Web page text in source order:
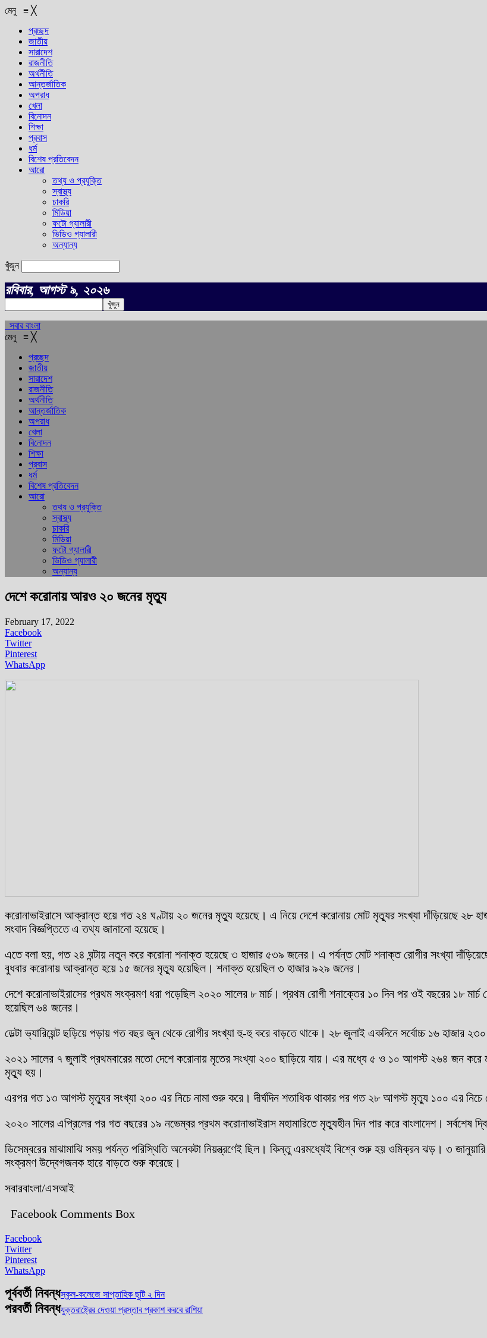
মেনু ≡ ╳
প্রচ্ছদ
জাতীয়
সারাদেশ
রাজনীতি
অর্থনীতি
আন্তর্জাতিক
অপরাধ
খেলা
বিনোদন
শিক্ষা
প্রবাস
ধর্ম
বিশেষ প্রতিবেদন
আরো
তথ্য ও প্রযুক্তি
স্বাস্থ্য
চাকরি
মিডিয়া
ফটো গ্যালারী
ভিডিও গ্যালারী
অন্যান্য
খুঁজুন
রবিবার, আগস্ট ৯, ২০২৬
সবার বাংলা
মেনু ≡ ╳
প্রচ্ছদ
জাতীয়
সারাদেশ
রাজনীতি
অর্থনীতি
আন্তর্জাতিক
অপরাধ
খেলা
বিনোদন
শিক্ষা
প্রবাস
ধর্ম
বিশেষ প্রতিবেদন
আরো
তথ্য ও প্রযুক্তি
স্বাস্থ্য
চাকরি
মিডিয়া
ফটো গ্যালারী
ভিডিও গ্যালারী
অন্যান্য
দেশে করোনায় আরও ২০ জনের মৃত্যু
February 17, 2022
Facebook
Twitter
Pinterest
WhatsApp
করোনাভাইরাসে আক্রান্ত হয়ে গত ২৪ ঘণ্টায় ২০ জনের মৃত্যু হয়েছে। এ নিয়ে দেশে করোনায় মোট মৃত্যুর সংখ্যা দাঁড়িয়েছে ২৮
সংবাদ বিজ্ঞপ্তিতে এ তথ্য জানানো হয়েছে।
এতে বলা হয়, গত ২৪ ঘন্টায় নতুন করে করোনা শনাক্ত হয়েছে ৩ হাজার ৫৩৯ জনের। এ পর্যন্ত মোট শনাক্ত রোগীর সংখ্যা
বুধবার করোনায় আক্রান্ত হয়ে ১৫ জনের মৃত্যু হয়েছিল। শনাক্ত হয়েছিল ৩ হাজার ৯২৯ জনের।
দেশে করোনাভাইরাসের প্রথম সংক্রমণ ধরা পড়েছিল ২০২০ সালের ৮ মার্চ। প্রথম রোগী শনাক্তের ১০ দিন পর ওই বছরের ১৮
হয়েছিল ৬৪ জনের।
ডেল্টা ভ্যারিয়েন্ট ছড়িয়ে পড়ায় গত বছর জুন থেকে রোগীর সংখ্যা হু-হু করে বাড়তে থাকে। ২৮ জুলাই একদিনে সর্বোচ্চ ১৬ হাজার
২০২১ সালের ৭ জুলাই প্রথমবারের মতো দেশে করোনায় মৃতের সংখ্যা ২০০ ছাড়িয়ে যায়। এর মধ্যে ৫ ও ১০ আগস্ট ২৬৪ জন করে
মৃত্যু হয়।
এরপর গত ১৩ আগস্ট মৃত্যুর সংখ্যা ২০০ এর নিচে নামা শুরু করে। দীর্ঘদিন শতাধিক থাকার পর গত ২৮ আগস্ট মৃত্যু ১০০ এর নিচে
২০২০ সালের এপ্রিলের পর গত বছরের ১৯ নভেম্বর প্রথম করোনাভাইরাস মহামারিতে মৃত্যুহীন দিন পার করে বাংলাদেশ। সর্বশেষ
ডিসেম্বরের মাঝামাঝি সময় পর্যন্ত পরিস্থিতি অনেকটা নিয়ন্ত্রণেই ছিল। কিন্তু এরমধ্যেই বিশ্বে শুরু হয় ওমিক্রন ঝড়। ৩
সংক্রমণ উদ্বেগজনক হারে বাড়তে শুরু করেছে।
সবারবাংলা/এসআই
Facebook Comments Box
Facebook
Twitter
Pinterest
WhatsApp
পূর্ববর্তী নিবন্ধস্কুল-কলেজে সাপ্তাহিক ছুটি ২ দিন
পরবর্তী নিবন্ধযুক্তরাষ্ট্রের দেওয়া প্রস্তাব প্রকাশ করবে রাশিয়া